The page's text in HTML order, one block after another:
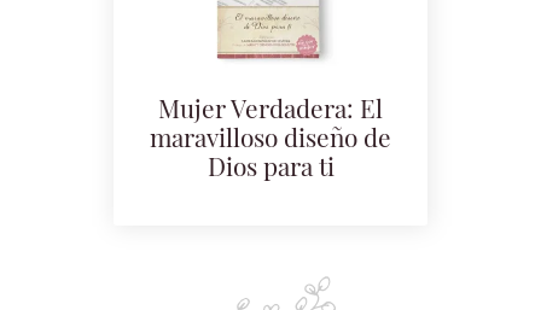
Mujer Verdadera: El
maravilloso diseño de
Dios para ti